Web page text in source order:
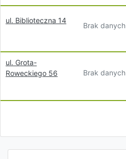
ul. Biblioteczna 14
Brak danych
ul. Grota-
Roweckiego 56
Brak danych